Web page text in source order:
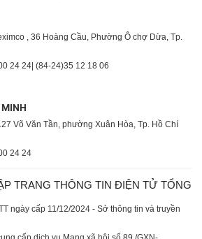
, 36 Hoàng Cầu, Phường Ô chợ Dừa, Tp.
24 24| (84-24)35 12 18 06
MINH
Võ Văn Tần, phường Xuân Hòa, Tp. Hồ Chí
24 24
TRANG THÔNG TIN ĐIỆN TỬ TỔNG
ngày cấp 11/12/2024 - Sở thông tin và truyền